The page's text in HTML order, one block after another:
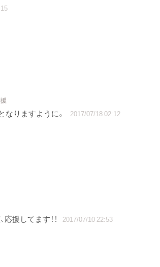
なりますように。 2017/07/18 02:12
援してます！！ 2017/07/10 22:53